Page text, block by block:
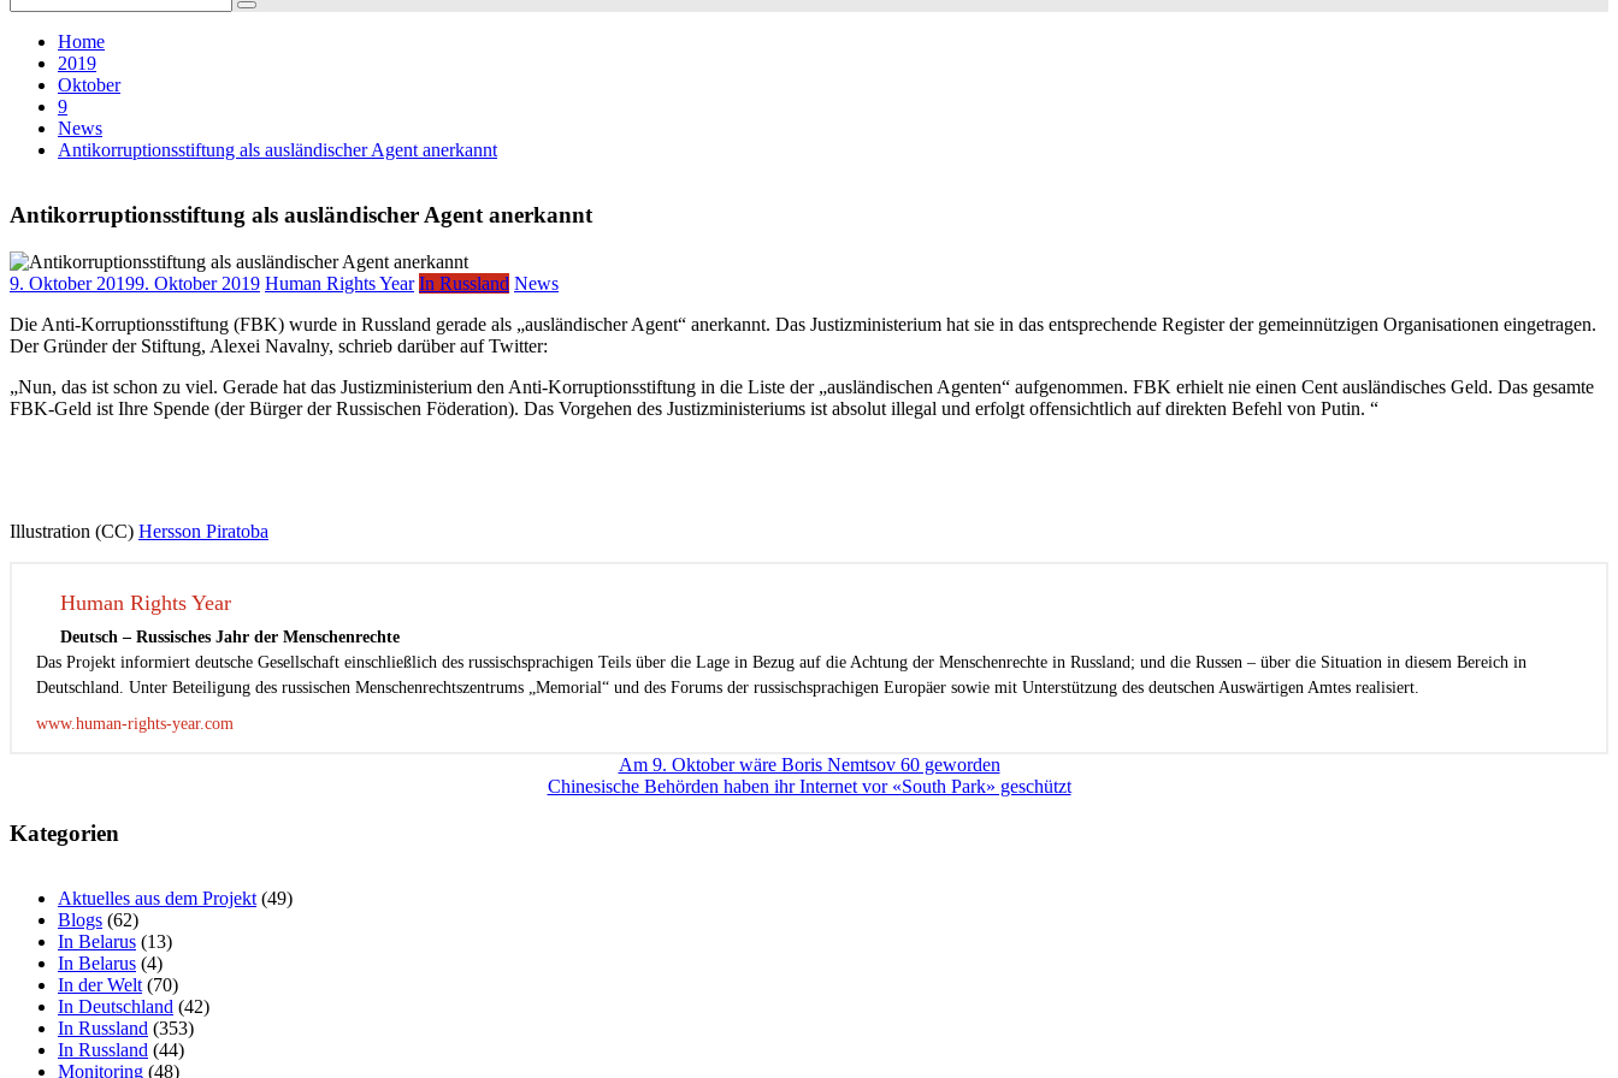
for:
Home
2019
Oktober
9
News
Antikorruptionsstiftung als ausländischer Agent anerkannt
Antikorruptionsstiftung als ausländischer Agent anerkannt
9. Oktober 20199. Oktober 2019 Human Rights Year In Russland News
Die Anti-Korruptionsstiftung (FBK) wurde in Russland gerade als „ausländischer Agent“ anerkannt. Das Justizministerium hat sie in das entsprechende Register der gemeinnützigen Organisationen eingetragen.
Der Gründer der Stiftung, Alexei Navalny, schrieb darüber auf Twitter:
„Nun, das ist schon zu viel. Gerade hat das Justizministerium den Anti-Korruptionsstiftung in die Liste der „ausländischen Agenten“ aufgenommen. FBK erhielt nie einen Cent ausländisches Geld. Das gesamte
FBK-Geld ist Ihre Spende (der Bürger der Russischen Föderation). Das Vorgehen des Justizministeriums ist absolut illegal und erfolgt offensichtlich auf direkten Befehl von Putin. “
Illustration (CC) Hersson Piratoba
Human Rights Year
Deutsch – Russisches Jahr der Menschenrechte
Das Projekt informiert deutsche Gesellschaft einschließlich des russischsprachigen Teils über die Lage in Bezug auf die Achtung der Menschenrechte in Russland; und die Russen – über die Situation in diesem Bereich in
Deutschland. Unter Beteiligung des russischen Menschenrechtszentrums „Memorial“ und des Forums der russischsprachigen Europäer sowie mit Unterstützung des deutschen Auswärtigen Amtes realisiert.
www.human-rights-year.com
Am 9. Oktober wäre Boris Nemtsov 60 geworden
Сhinesische Behörden haben ihr Internet vor «South Park» geschützt
Kategorien
Aktuelles aus dem Projekt(49)
Blogs (62)
In Belarus (13)
In Belarus (4)
In der Welt(70)
In Deutschland (42)
In Russland (353)
In Russland (44)
Monitoring (48)